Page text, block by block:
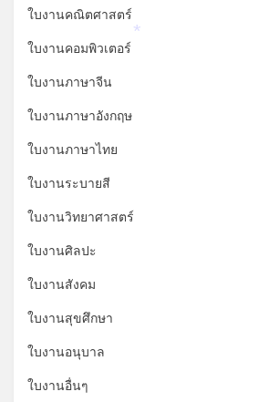
ใบงานคณิตศาสตร์
ใบงานคอมพิวเตอร์
ใบงานภาษาจีน
ใบงานภาษาอังกฤษ
ใบงานภาษาไทย
ใบงานระบายสี
ใบงานวิทยาศาสตร์
ใบงานศิลปะ
ใบงานสังคม
ใบงานสุขศึกษา
ใบงานอนุบาล
ใบงานอื่นๆ